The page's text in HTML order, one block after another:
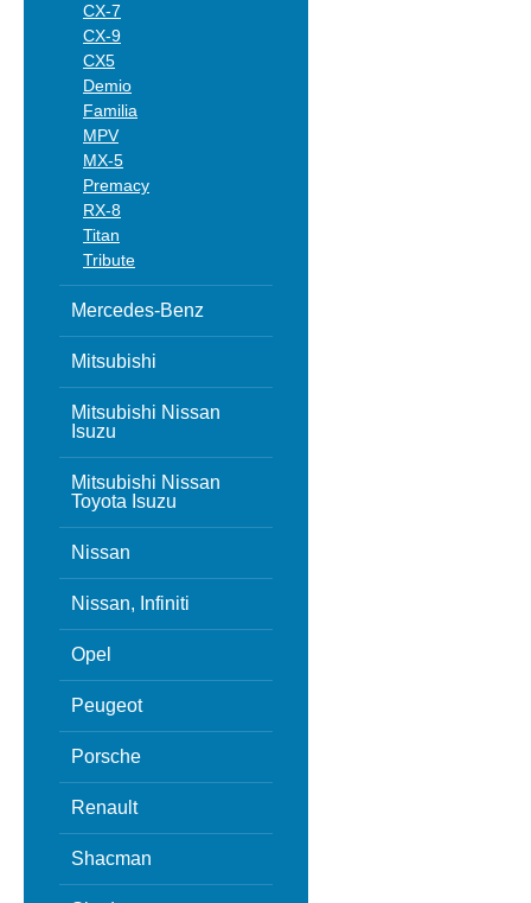
CX-7
CX-9
CX5
Demio
Familia
MPV
MX-5
Premacy
RX-8
Titan
Tribute
Mercedes-Benz
Mitsubishi
Mitsubishi Nissan
Isuzu
Mitsubishi Nissan
Toyota Isuzu
Nissan
Nissan, Infiniti
Opel
Peugeot
Porsche
Renault
Shacman